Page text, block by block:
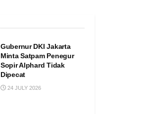
Gubernur DKI Jakarta
Minta Satpam Penegur
Sopir Alphard Tidak
Dipecat
24 JULY 2026